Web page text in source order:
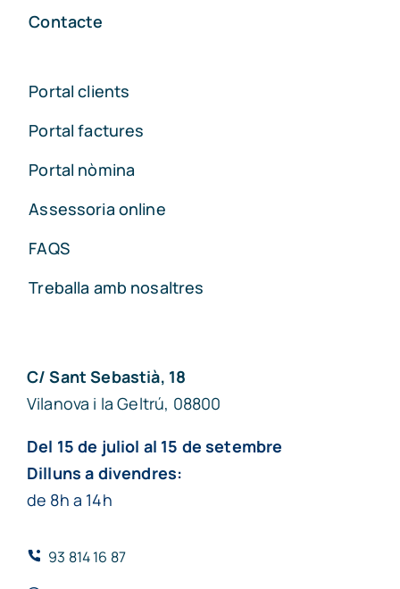
Contacte
Portal clients
Portal factures
Portal nòmina
Assessoria online
FAQS
Treballa amb nosaltres
C/ Sant Sebastià, 18
Vilanova i la Geltrú, 08800
Del 15 de juliol al 15 de setembre
Dilluns a divendres:
de 8h a 14h
93 814 16 87